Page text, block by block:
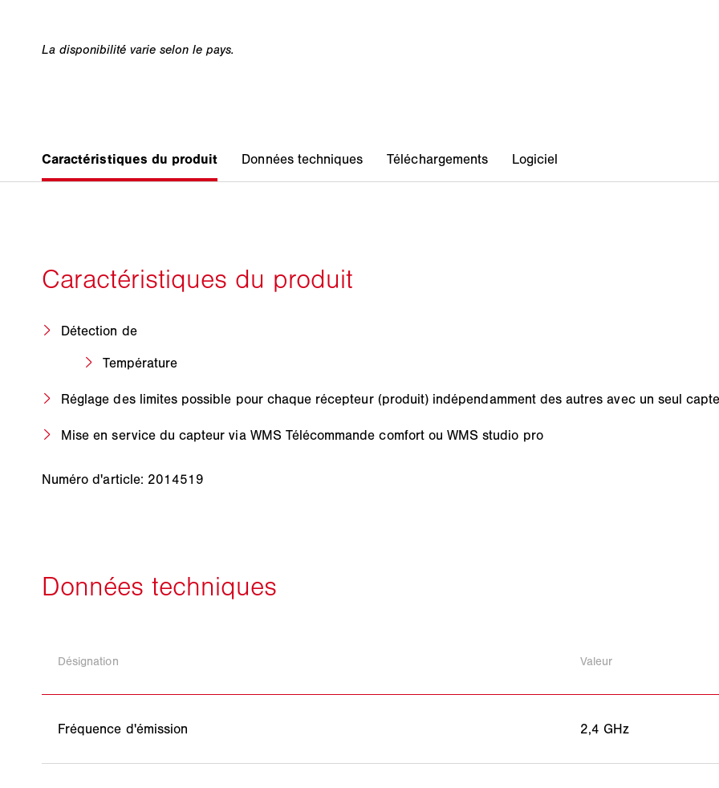
Détection de
Température
Réglage des limites possible pour chaque récepteur (produit) indépendamment des autres avec un seul
Mise en service du capteur via WMS Télécommande comfort ou WMS studio pro
Numéro d'article: 2014519
Désignation Valeur
Fréquence d'émission 2,4 GHz